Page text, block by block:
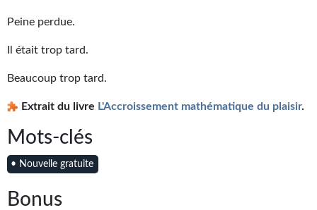
En numérique
S'abonner
Peine perdue.
Il était trop tard.
Beaucoup trop tard.
Extrait du livre L'Accroissement mathématique du plaisir.
Mots-clés
• Nouvelle gratuite
Bonus